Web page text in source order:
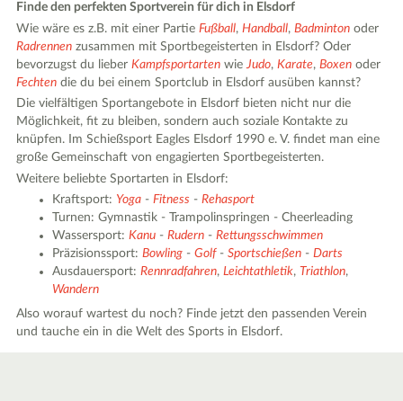
Finde den perfekten Sportverein für dich in Elsdorf
Wie wäre es z.B. mit einer PartieFußball,Handball,Badminton oder
Radrennen zusammen mit Sportbegeisterten in Elsdorf? Oder
bevorzugst du lieberKampfsportarten wieJudo,Karate,Boxen oder
Fechten die du bei einem Sportclub in Elsdorf ausüben kannst?
Die vielfältigen Sportangebote in Elsdorf bieten nicht nur die
Möglichkeit, fit zu bleiben, sondern auch soziale Kontakte zu
knüpfen. Im Schießsport Eagles Elsdorf 1990 e. V. findet man eine
große Gemeinschaft von engagierten Sportbegeisterten.
Weitere beliebte Sportarten in Elsdorf:
Kraftsport: Yoga -Fitness -Rehasport
Turnen: Gymnastik - Trampolinspringen - Cheerleading
Wassersport:Kanu -Rudern -Rettungsschwimmen
Präzisionssport:Bowling -Golf-Sportschießen -Darts
Ausdauersport:Rennradfahren,Leichtathletik, Triathlon,
Wandern
Also worauf wartest du noch? Finde jetzt den passenden Verein
und tauche ein in die Welt des Sports in Elsdorf.